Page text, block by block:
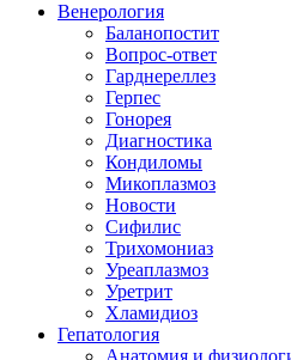
Венерология
Баланопостит
Вопрос-ответ
Гарднереллез
Герпес
Гонорея
Диагностика
Кондиломы
Микоплазмоз
Новости
Сифилис
Трихомониаз
Уреаплазмоз
Уретрит
Хламидиоз
Гепатология
Анатомия и